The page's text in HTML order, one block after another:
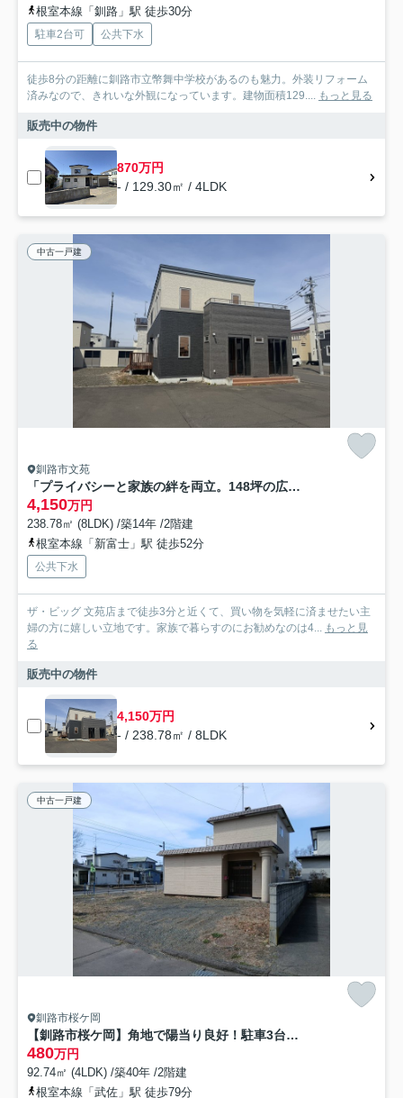
根室本線「釧路」駅 徒歩30分
駐車2台可 公共下水
徒歩8分の距離に釧路市立幣舞中学校があるのも魅力。外装リフォーム
済みなので、きれいな外観になっています。建物面積129.... もっと見る
販売中の物件
870万円
- / 129.30㎡ / 4LDK
中古一戸建
釧路市文苑
「プライバシーと家族の絆を両立。148坪の広大な敷地に建つ、ゆとりの分離型二世帯住宅」
4,150万円
238.78㎡ (8LDK) /築14年 /2階建
根室本線「新富士」駅 徒歩52分
公共下水
ザ・ビッグ 文苑店まで徒歩3分と近くて、買い物を気軽に済ませたい主
婦の方に嬉しい立地です。家族で暮らすのにお勧めなのは4... もっと見
る
販売中の物件
4,150万円
- / 238.78㎡ / 8LDK
中古一戸建
釧路市桜ケ岡
【釧路市桜ケ岡】角地で陽当り良好！駐車3台可＆ボイラー交換済の広々4LDK
480万円
92.74㎡ (4LDK) /築40年 /2階建
根室本線「武佐」駅 徒歩79分